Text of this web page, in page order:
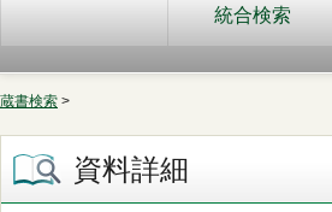
統合検索
蔵書検索 >
資料詳細